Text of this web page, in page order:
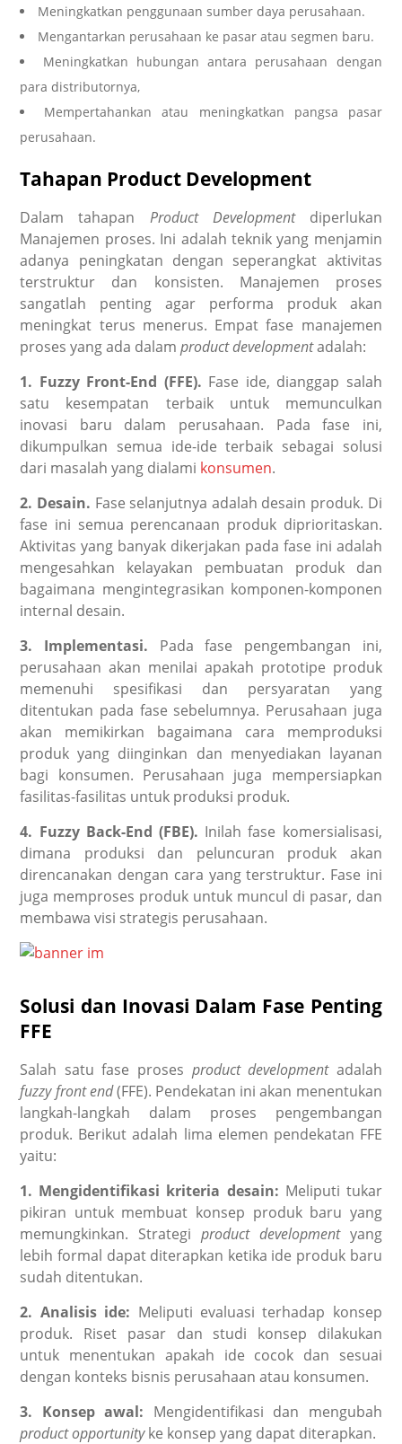
Meningkatkan penggunaan sumber daya perusahaan.
Mengantarkan perusahaan ke pasar atau segmen baru.
Meningkatkan hubungan antara perusahaan dengan
para distributornya,
Mempertahankan atau meningkatkan pangsa pasar
perusahaan.
Tahapan Product Development
Dalam tahapan Product Development diperlukan
Manajemen proses. Ini adalah teknik yang menjamin
adanya peningkatan dengan seperangkat aktivitas
terstruktur dan konsisten. Manajemen proses
sangatlah penting agar performa produk akan
meningkat terus menerus. Empat fase manajemen
proses yang ada dalamproduct developmentadalah:
1. Fuzzy Front-End (FFE). Fase ide, dianggap salah
satu kesempatan terbaik untuk memunculkan
inovasi baru dalam perusahaan. Pada fase ini,
dikumpulkan semua ide-ide terbaik sebagai solusi
dari masalah yang dialami konsumen.
2. Desain. Fase selanjutnya adalah desain produk. Di
fase ini semua perencanaan produk diprioritaskan.
Aktivitas yang banyak dikerjakan pada fase ini adalah
mengesahkan kelayakan pembuatan produk dan
bagaimana mengintegrasikan komponen-komponen
internal desain.
3. Implementasi. Pada fase pengembangan ini,
perusahaan akan menilai apakah prototipe produk
memenuhi spesifikasi dan persyaratan yang
ditentukan pada fase sebelumnya. Perusahaan juga
akan memikirkan bagaimana cara memproduksi
produk yang diinginkan dan menyediakan layanan
bagi konsumen. Perusahaan juga mempersiapkan
fasilitas-fasilitas untuk produksi produk.
4. Fuzzy Back-End (FBE). Inilah fase komersialisasi,
dimana produksi dan peluncuran produk akan
direncanakan dengan cara yang terstruktur. Fase ini
juga memproses produk untuk muncul di pasar, dan
membawa visi strategis perusahaan.
Solusi dan Inovasi Dalam Fase Penting
FFE
Salah satu fase proses product developmentadalah
fuzzy front end(FFE). Pendekatan ini akan menentukan
langkah-langkah dalam proses pengembangan
produk. Berikut adalah lima elemen pendekatan FFE
yaitu:
1. Mengidentifikasi kriteria desain: Meliputi tukar
pikiran untuk membuat konsep produk baru yang
memungkinkan. Strategi product developmentyang
lebih formal dapat diterapkan ketika ide produk baru
sudah ditentukan.
2. Analisis ide: Meliputi evaluasi terhadap konsep
produk. Riset pasar dan studi konsep dilakukan
untuk menentukan apakah ide cocok dan sesuai
dengan konteks bisnis perusahaan atau konsumen.
3. Konsep awal: Mengidentifikasi dan mengubah
product opportunityke konsep yang dapat diterapkan.